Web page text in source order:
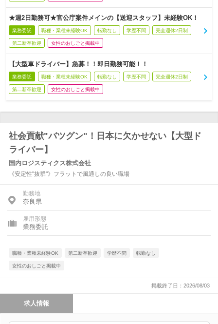
★週2日勤務可★官公庁案件メインの【送迎スタッフ】未経験OK！
業務委託 職種・業種未経験OK 転勤なし 学歴不問 完全週休2日制
第二新卒歓迎 女性のおしごと掲載中
【大型車ドライバー】急募！！即日勤務可能！！
業務委託 職種・業種未経験OK 転勤なし 学歴不問 完全週休2日制
第二新卒歓迎 女性のおしごと掲載中
社会貢献"バツグン"！日本に欠かせない【大型ド
ライバー】
国内ロジスティクス株式会社
《安定性"抜群"》フラットで風通しの良い職場
勤務地
奈良県
雇用形態
業務委託
職種・業種未経験OK 第二新卒歓迎 学歴不問 転勤なし
女性のおしごと掲載中
掲載終了日：2026/08/03
求人情報